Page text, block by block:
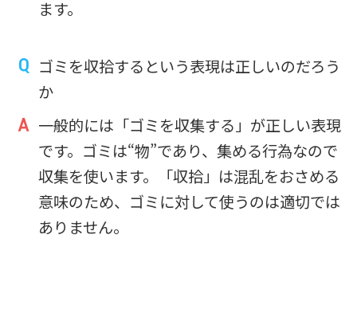
ます。
ゴミを収拾するという表現は正しいのだろう
か
一般的には「ゴミを収集する」が正しい表現
です。ゴミは“物”であり、集める行為なので
収集を使います。「収拾」は混乱をおさめる
意味のため、ゴミに対して使うのは適切では
ありません。